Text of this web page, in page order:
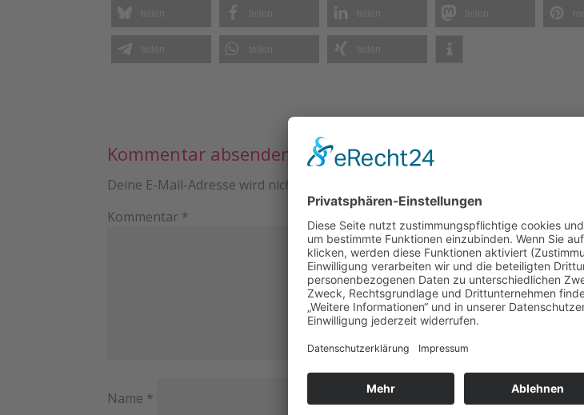
Kommentar absenden
Deine E-Mail-Adresse wird nicht veröffentlicht.
Kommentar *
Name *